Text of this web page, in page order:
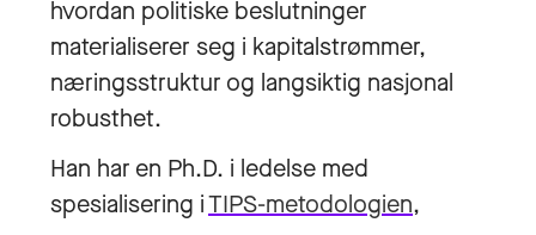
hvordan politiske beslutninger
materialiserer seg i kapitalstrømmer,
næringsstruktur og langsiktig nasjonal
robusthet.
Han har en Ph.D. i ledelse med
spesialisering iTIPS-metodologien,